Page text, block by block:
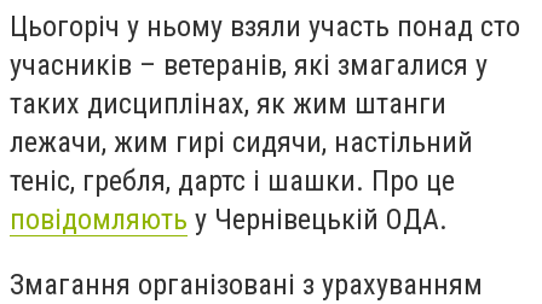
Цьогоріч у ньому взяли участь понад сто
учасників – ветеранів, які змагалися у
таких дисциплінах, як жим штанги
лежачи, жим гирі сидячи, настільний
теніс, гребля, дартс і шашки. Про це
повідомляють у Чернівецькій ОДА.
Змагання організовані з урахуванням